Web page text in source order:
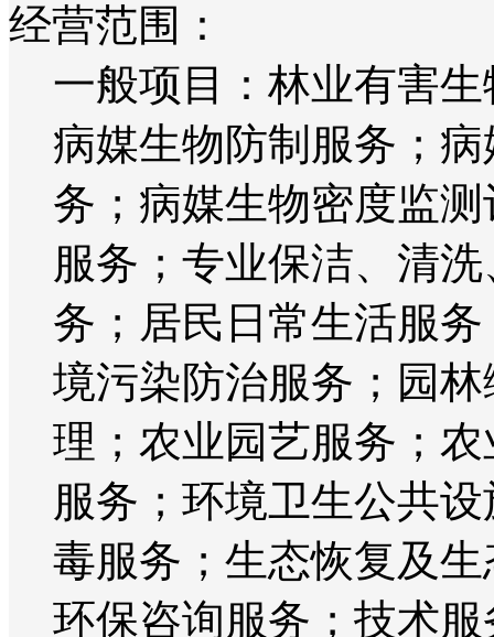
经营范围：
一般项目：林业有害
病媒生物防制服务；
务；病媒生物密度监
服务；专业保洁、清
务；居民日常生活服
境污染防治服务；园
理；农业园艺服务；
服务；环境卫生公共
毒服务；生态恢复及
环保咨询服务；技术